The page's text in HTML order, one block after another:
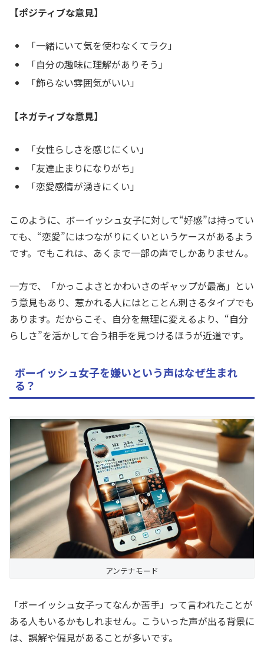
【ポジティブな意見】
「一緒にいて気を使わなくてラク」
「自分の趣味に理解がありそう」
「飾らない雰囲気がいい」
【ネガティブな意見】
「女性らしさを感じにくい」
「友達止まりになりがち」
「恋愛感情が湧きにくい」
このように、ボーイッシュ女子に対して“好感”は持ってい
ても、“恋愛”にはつながりにくいというケースがあるよう
です。でもこれは、あくまで一部の声でしかありません。
一方で、「かっこよさとかわいさのギャップが最高」とい
う意見もあり、惹かれる人にはとことん刺さるタイプでも
あります。だからこそ、自分を無理に変えるより、“自分
らしさ”を活かして合う相手を見つけるほうが近道です。
ボーイッシュ女子を嫌いという声はなぜ生まれ
る？
アンテナモード
「ボーイッシュ女子ってなんか苦手」って言われたことが
ある人もいるかもしれません。こういった声が出る背景に
は、誤解や偏見があることが多いです。